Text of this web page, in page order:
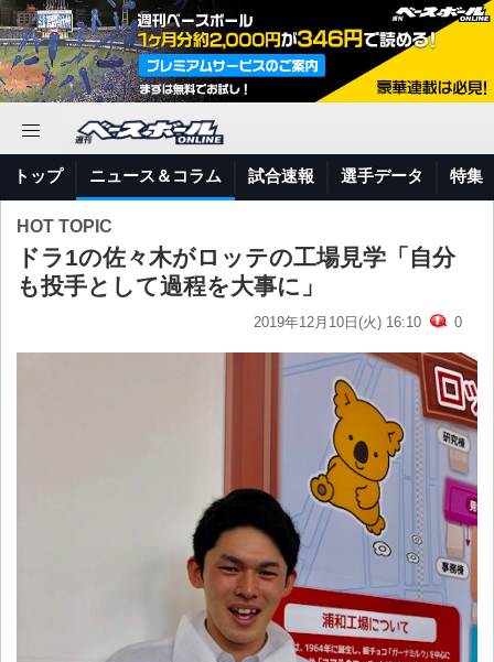
トップ ニュース＆コラム 試合速報 選手データ 特集
HOT TOPIC
ドラ1の佐々木がロッテの工場見学「自分
も投手として過程を大事に」
2019年12月10日(火) 16:10 0